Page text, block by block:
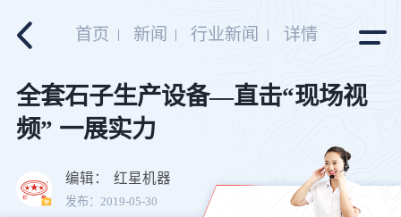
首页 新闻 行业新闻 详情
全套石子生产设备—直击“现场视
频” 一展实力
编辑： 红星机器
发布：2019-05-30